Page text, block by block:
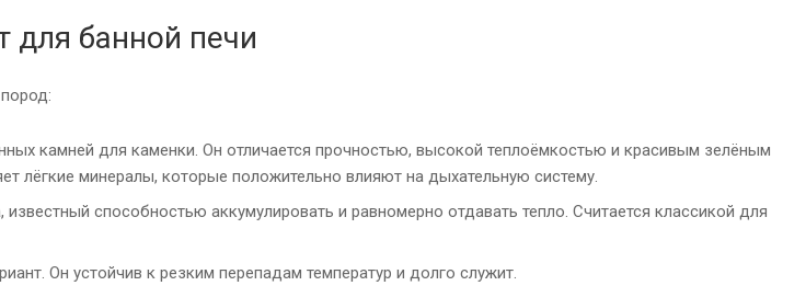
для банной печи
камней для каменки. Он отличается прочностью, высокой теплоёмкостью и красивым зелёным
лёгкие минералы, которые положительно влияют на дыхательную систему.
известный способностью аккумулировать и равномерно отдавать тепло. Считается классикой для
Он устойчив к резким перепадам температур и долго служит.